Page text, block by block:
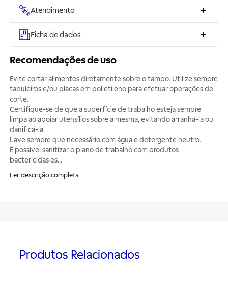
Atendimento
Ficha de dados
Recomendações de uso
Evite cortar alimentos diretamente sobre o tampo. Utilize sempre
tabuleiros e/ou placas em polietileno para efetuar operações de
corte.
Certifique-se de que a superfície de trabalho esteja sempre
limpa ao apoiar utensílios sobre a mesma, evitando arranhá-la ou
danificá-la.
Lave sempre que necessário com água e detergente neutro.
É possível sanitizar o plano de trabalho com produtos
bactericidas es...
Ler descrição completa
Produtos Relacionados